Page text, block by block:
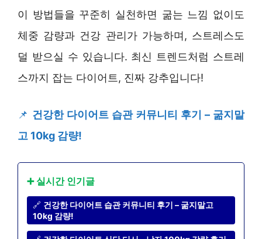
이 방법들을 꾸준히 실천하면 굶는 느낌 없이도
체중 감량과 건강 관리가 가능하며, 스트레스도
덜 받으실 수 있습니다. 최신 트렌드처럼 스트레
스까지 잡는 다이어트, 진짜 강추입니다!
📌 건강한 다이어트 습관 커뮤니티 후기 – 굶지말
고 10kg 감량!
➕ 실시간 인기글
🔗 건강한 다이어트 습관 커뮤니티 후기 – 굶지말고
10kg 감량!